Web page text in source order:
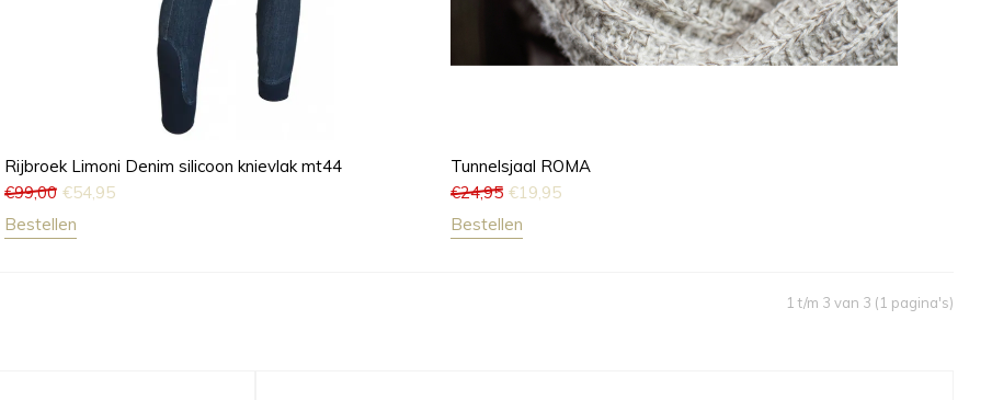
Rijbroek Limoni Denim silicoon knievlak mt44
€99,00 €54,95
Bestellen
Tunnelsjaal ROMA
€24,95 €19,95
Bestellen
1 t/m 3 van 3 (1 pagina's)